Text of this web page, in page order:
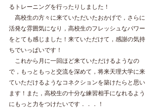
るトレーニングを行ったりしました！
高校生の方々に来ていただいたおかげで，さらに
活発な雰囲気になり，高校生のフレッシュなパワー
をとても感じました！来ていただけて，感謝の気持
ちでいっぱいです！
これから月に一回ほど来ていただけるようなの
で，もっともっと交流を深めて，将来天理大学に来
ていただけるようなコネクションを築けたらと思い
ます！また，高校生の十分な練習相手になれるよう
にもっと力をつけたいです．．．！